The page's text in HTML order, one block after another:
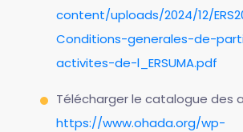
content/uploads/2024/12/
Conditions-generales-de-
activites-de-l_ERSUMA.pdf
Télécharger le catalogue des
https://www.ohada.org/wp-